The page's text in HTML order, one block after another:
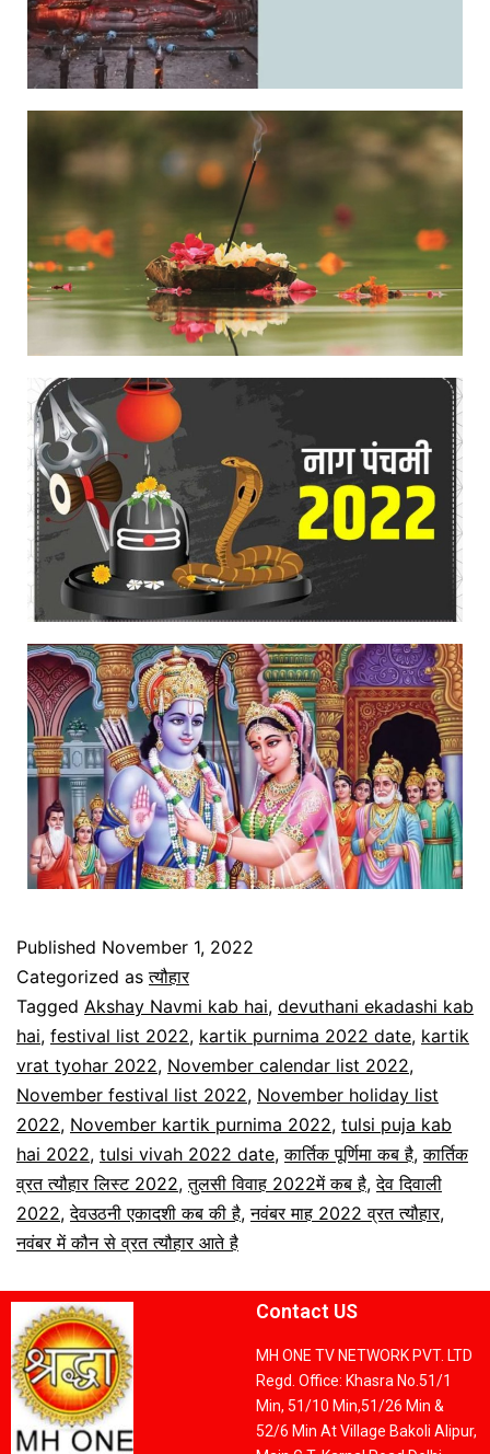
Published November 1, 2022
Categorized asत्यौहार
Tagged Akshay Navmi kab hai, devuthani ekadashi kab
hai, festival list 2022, kartik purnima 2022 date, kartik
vrat tyohar 2022, November calendar list 2022,
November festival list 2022, November holiday list
2022, November kartik purnima 2022, tulsi puja kab
hai 2022, tulsi vivah 2022 date,कार्तिक पूर्णिमा कब है,कार्तिक
व्रत त्यौहार लिस्ट 2022,तुलसी विवाह 2022में कब है,देव दिवाली
2022,देवउठनी एकादशी कब की है,नवंबर माह 2022 व्रत त्यौहार,
नवंबर में कौन से व्रत त्यौहार आते है
Contact US
MH ONE TV NETWORK PVT. LTD
Regd. Office: Khasra No.51/1
Min, 51/10 Min,51/26 Min &
52/6 Min At Village Bakoli Alipur,